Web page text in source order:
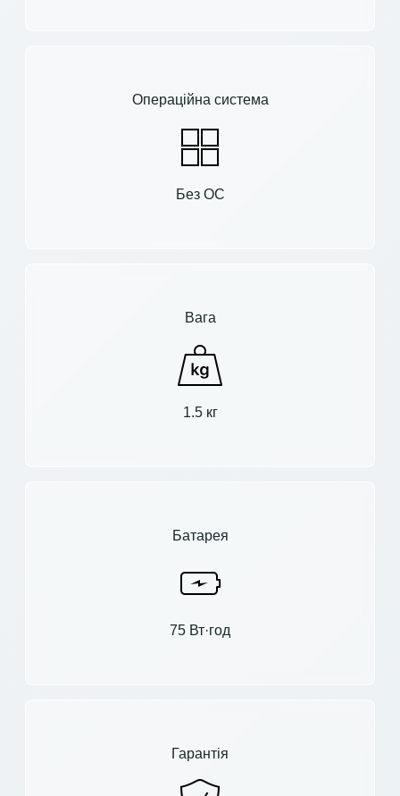
Операційна система
Без ОС
Вага
1.5 кг
Батарея
75 Вт·год
Гарантія